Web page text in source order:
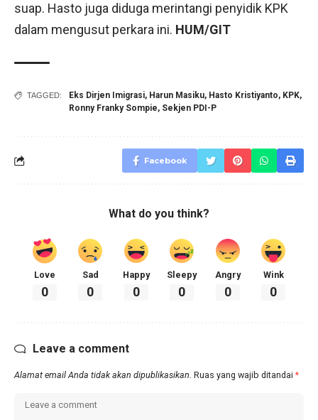
suap. Hasto juga diduga merintangi penyidik KPK
dalam mengusut perkara ini. HUM/GIT
TAGGED: Eks Dirjen Imigrasi, Harun Masiku, Hasto Kristiyanto, KPK,
Ronny Franky Sompie, Sekjen PDI-P
Facebook
What do you think?
Love
0
Sad
0
Happy
0
Sleepy
0
Angry
0
Wink
0
Leave a comment
Alamat email Anda tidak akan dipublikasikan. Ruas yang wajib ditandai *